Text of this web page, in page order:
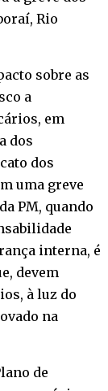
Rio
sobre as
a
em
dos
dos
uma greve
PM, quando
interna, é
devem
à luz do
na
de